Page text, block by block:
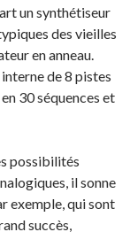
un synthétiseur
des vieilles
en anneau.
de 8 pistes
30 séquences et
possibilités
il sonne
exemple, qui sont
succès,